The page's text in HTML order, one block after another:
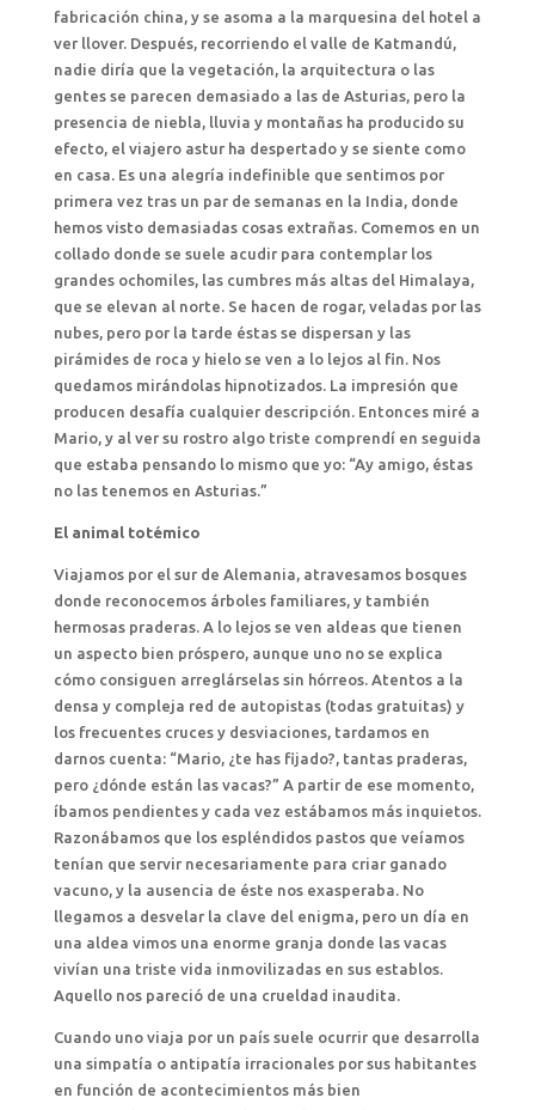
fabricación china, y se asoma a la marquesina del hotel a
ver llover. Después, recorriendo el valle de Katmandú,
nadie diría que la vegetación, la arquitectura o las
gentes se parecen demasiado a las de Asturias, pero la
presencia de niebla, lluvia y montañas ha producido su
efecto, el viajero astur ha despertado y se siente como
en casa. Es una alegría indefinible que sentimos por
primera vez tras un par de semanas en la India, donde
hemos visto demasiadas cosas extrañas. Comemos en un
collado donde se suele acudir para contemplar los
grandes ochomiles, las cumbres más altas del Himalaya,
que se elevan al norte. Se hacen de rogar, veladas por las
nubes, pero por la tarde éstas se dispersan y las
pirámides de roca y hielo se ven a lo lejos al fin. Nos
quedamos mirándolas hipnotizados. La impresión que
producen desafía cualquier descripción. Entonces miré a
Mario, y al ver su rostro algo triste comprendí en seguida
que estaba pensando lo mismo que yo: “Ay amigo, éstas
no las tenemos en Asturias.”
El animal totémico
Viajamos por el sur de Alemania, atravesamos bosques
donde reconocemos árboles familiares, y también
hermosas praderas. A lo lejos se ven aldeas que tienen
un aspecto bien próspero, aunque uno no se explica
cómo consiguen arreglárselas sin hórreos. Atentos a la
densa y compleja red de autopistas (todas gratuitas) y
los frecuentes cruces y desviaciones, tardamos en
darnos cuenta: “Mario, ¿te has fijado?, tantas praderas,
pero ¿dónde están las vacas?” A partir de ese momento,
íbamos pendientes y cada vez estábamos más inquietos.
Razonábamos que los espléndidos pastos que veíamos
tenían que servir necesariamente para criar ganado
vacuno, y la ausencia de éste nos exasperaba. No
llegamos a desvelar la clave del enigma, pero un día en
una aldea vimos una enorme granja donde las vacas
vivían una triste vida inmovilizadas en sus establos.
Aquello nos pareció de una crueldad inaudita.
Cuando uno viaja por un país suele ocurrir que desarrolla
una simpatía o antipatía irracionales por sus habitantes
en función de acontecimientos más bien